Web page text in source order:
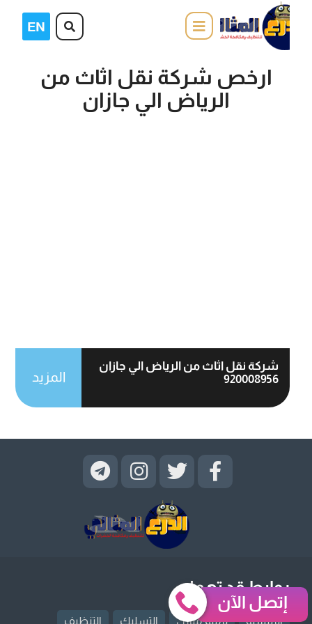
ارخص شركة نقل اثاث من
الرياض الي جازان
شركة نقل اثاث من الرياض الي جازان
920008956
المزيد
روابط قد تهمك
الرئيسية ترميم منازل التسليك التنظيف
إتصل الآن